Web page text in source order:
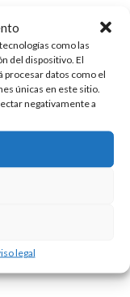
como las
del dispositivo. El
datos como el
únicas en este sitio.
negativamente a
legal